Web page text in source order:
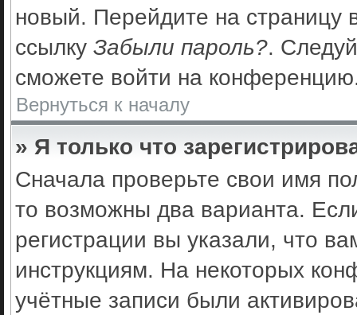
новый. Перейдите на
ссылку Забыли пароль?.
сможете войти на
Вернуться к началу
» Я только что
Сначала проверьте свои имя
то возможны два варианта.
регистрации вы указали, что
инструкциям. На некоторых
учётные записи были